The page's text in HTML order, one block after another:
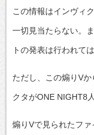
この情報はインヴィ
一切見当たらない。
トの発表は行われて
ただし、この煽りV
クタがONE NIGHT8
煽りVで見られたフ